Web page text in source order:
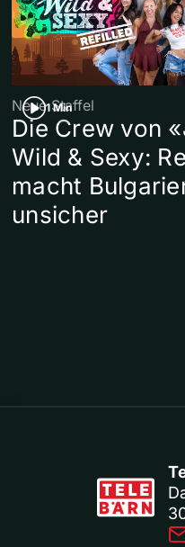
1 Min
Neue Staffel
Die Crew von
Wild & Sexy:
macht
unsicher